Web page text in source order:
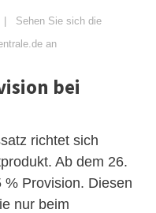
| Sehen Sie sich die
an
bei
richtet sich
Ab dem 26.
Provision. Diesen
nur beim